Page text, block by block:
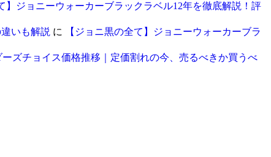
】ジョニーウォーカーブラックラベル12年を徹底解説！評
いも解説 に
【ジョニ黒の全て】ジョニーウォーカーブラ
ーズチョイス価格推移｜定価割れの今、売るべきか買うべ